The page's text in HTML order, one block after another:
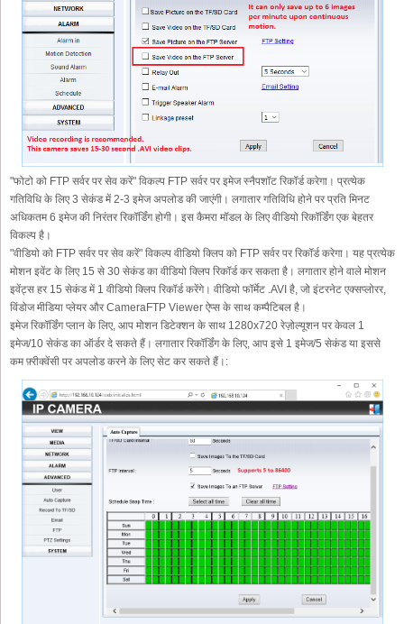
"फोटो को FTP सर्वर पर सेव करें" विकल्प FTP सर्वर पर इमेज स्नैपशॉट रिकॉर्ड करेगा। प्रत्येक
गतिविधि के लिए 3 सेकंड में 2-3 इमेज अपलोड की जाएंगी। लगातार गतिविधि होने पर प्रति मिनट
अधिकतम 6 इमेज की निरंतर रिकॉर्डिंग होगी। इस कैमरा मॉडल के लिए वीडियो रिकॉर्डिंग एक बेहतर
विकल्प है।
"वीडियो को FTP सर्वर पर सेव करें" विकल्प वीडियो क्लिप को FTP सर्वर पर रिकॉर्ड करेगा। यह प्रत्येक
मोशन इवेंट के लिए 15 से 30 सेकंड का वीडियो क्लिप रिकॉर्ड कर सकता है। लगातार होने वाले मोशन
इवेंट्स हर 15 सेकंड में 1 वीडियो क्लिप रिकॉर्ड करेंगे। वीडियो फॉर्मेट .AVI है, जो इंटरनेट एक्सप्लोरर,
विंडोज मीडिया प्लेयर और CameraFTP Viewer ऐप्स के साथ कम्पैटिबल है।
इमेज रिकॉर्डिंग प्लान के लिए, आप मोशन डिटेक्शन के साथ 1280x720 रेज़ोल्यूशन पर केवल 1
इमेज/10 सेकंड का ऑर्डर दे सकते हैं। लगातार रिकॉर्डिंग के लिए, आप इसे 1 इमेज/5 सेकंड या इससे
कम फ़्रीक्वेंसी पर अपलोड करने के लिए सेट कर सकते हैं।: